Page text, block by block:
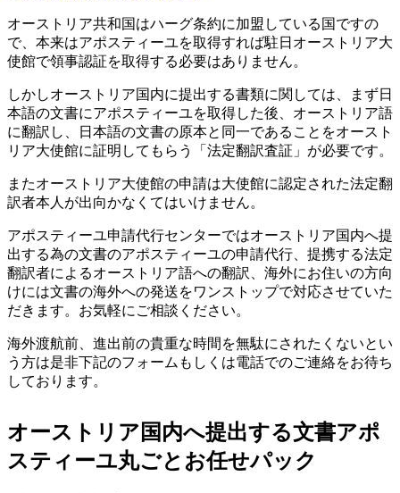
オーストリア共和国はハーグ条約に加盟している国ですの
で、本来はアポスティーユを取得すれば駐日オーストリア大
使館で領事認証を取得する必要はありません。
しかしオーストリア国内に提出する書類に関しては、まず日
本語の文書にアポスティーユを取得した後、オーストリア語
に翻訳し、日本語の文書の原本と同一であることをオースト
リア大使館に証明してもらう「法定翻訳査証」が必要です。
またオーストリア大使館の申請は大使館に認定された法定翻
訳者本人が出向かなくてはいけません。
アポスティーユ申請代行センターではオーストリア国内へ提
出する為の文書のアポスティーユの申請代行、提携する法定
翻訳者によるオーストリア語への翻訳、海外にお住いの方向
けには文書の海外への発送をワンストップで対応させていた
だきます。お気軽にご相談ください。
海外渡航前、進出前の貴重な時間を無駄にされたくないとい
う方は是非下記のフォームもしくは電話でのご連絡をお待ち
しております。
オーストリア国内へ提出する文書アポ
スティーユ丸ごとお任せパック